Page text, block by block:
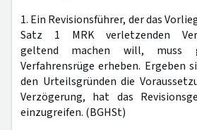
1. Ein Revisionsführer, der das
Satz 1 MRK verletzenden
geltend machen will, muss
Verfahrensrüge erheben. Ergeben
den Urteilsgründen die
Verzögerung, hat das
einzugreifen. (BGHSt)